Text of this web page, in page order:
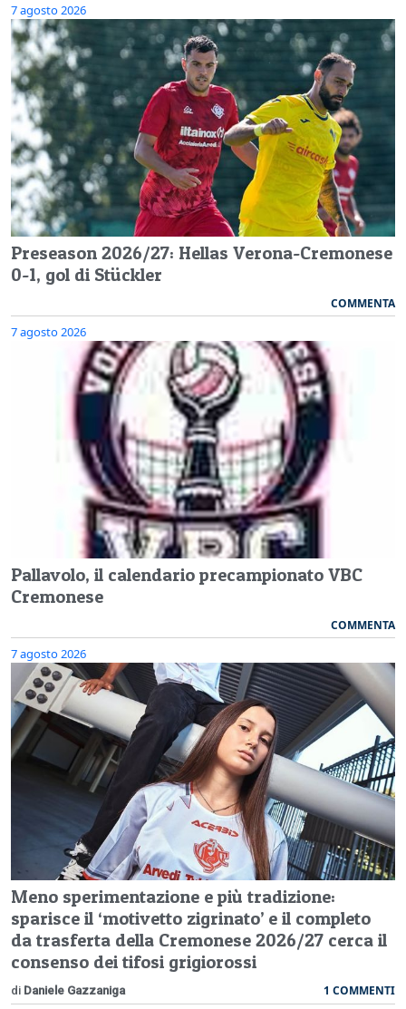
7 agosto 2026
Preseason 2026/27: Hellas Verona-Cremonese
0-1, gol di Stückler
COMMENTA
7 agosto 2026
Pallavolo, il calendario precampionato VBC
Cremonese
COMMENTA
7 agosto 2026
Meno sperimentazione e più tradizione:
sparisce il ‘motivetto zigrinato’ e il completo
da trasferta della Cremonese 2026/27 cerca il
consenso dei tifosi grigiorossi
di Daniele Gazzaniga 1 COMMENTI